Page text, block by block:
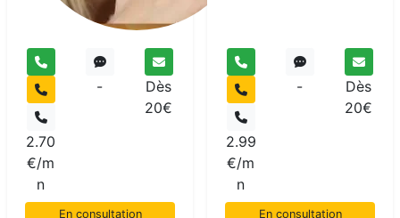
2.70
€/m
n
-
Dès
20€
En consultation
2.99
€/m
n
-
Dès
20€
En consultation